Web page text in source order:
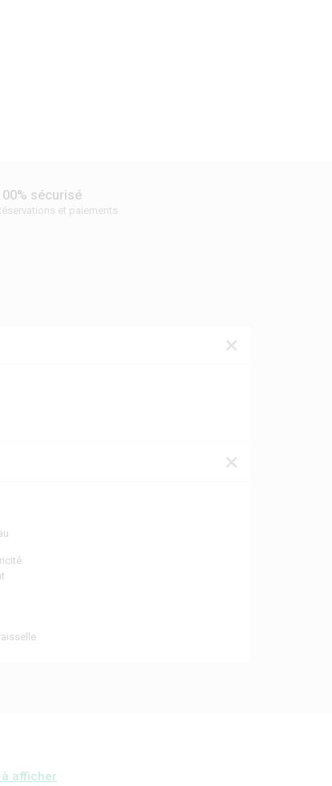
sécurisé
et paiements
afficher